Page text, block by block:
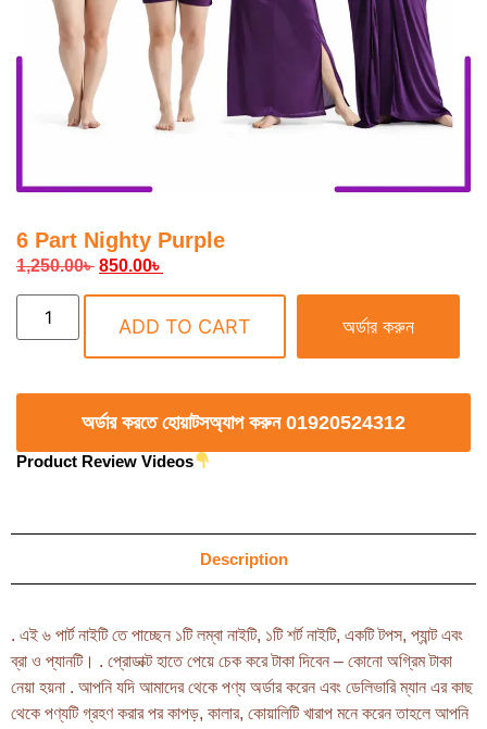
6 Part Nighty Purple
1,250.00৳ 850.00৳
ADD TO CART অর্ডার করুন
অর্ডার করতে হোয়াটসঅ্যাপ করুন 01920524312
Product Review Videos
Description
. এই ৬ পার্ট নাইটি তে পাচ্ছেন ১টি লম্বা নাইটি, ১টি শর্ট নাইটি, একটি টপস, প্যান্ট এবং
ব্রা ও প্যানটি। . প্রোডাক্ট হাতে পেয়ে চেক করে টাকা দিবেন – কোনো অগ্রিম টাকা
নেয়া হয়না . আপনি যদি আমাদের থেকে পণ্য অর্ডার করেন এবং ডেলিভারি ম্যান এর কাছ
থেকে পণ্যটি গ্রহণ করার পর কাপড়, কালার, কোয়ালিটি খারাপ মনে করেন তাহলে আপনি